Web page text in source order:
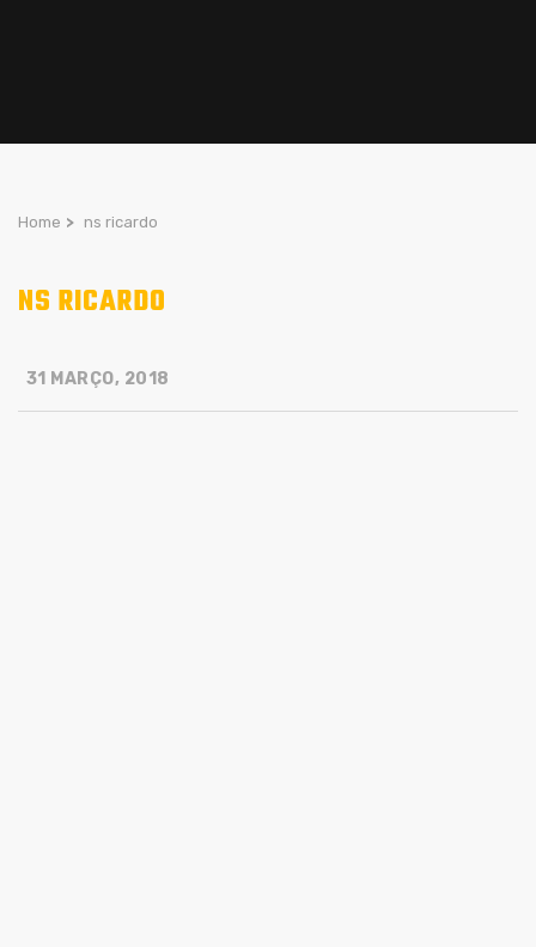
Home > ns ricardo
NS RICARDO
31 MARÇO, 2018